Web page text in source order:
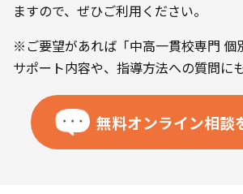
ますので、ぜひご利用ください。
※ご要望があれば「中高一貫校専門 個
サポート内容や、指導方法への質問に
無料オンライン相談